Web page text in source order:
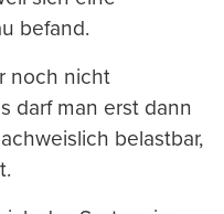
befand.
noch nicht
darf man erst dann
belastbar,